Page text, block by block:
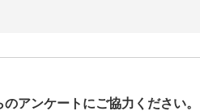
なび
のアンケートにご協力ください。